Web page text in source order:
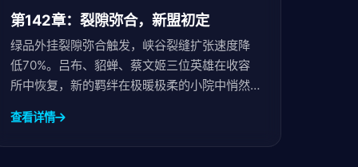
第142章：裂隙弥合，新盟初定
绿品外挂裂隙弥合触发，峡谷裂缝扩张速度降
低70%。吕布、貂蝉、蔡文姬三位英雄在收容
所中恢复，新的羁绊在极暖极柔的小院中悄然
在酝酿。
查看详情